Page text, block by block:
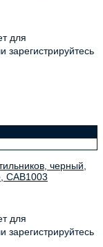
для
зарегистрируйтесь
черный,
CAB1003
для
зарегистрируйтесь